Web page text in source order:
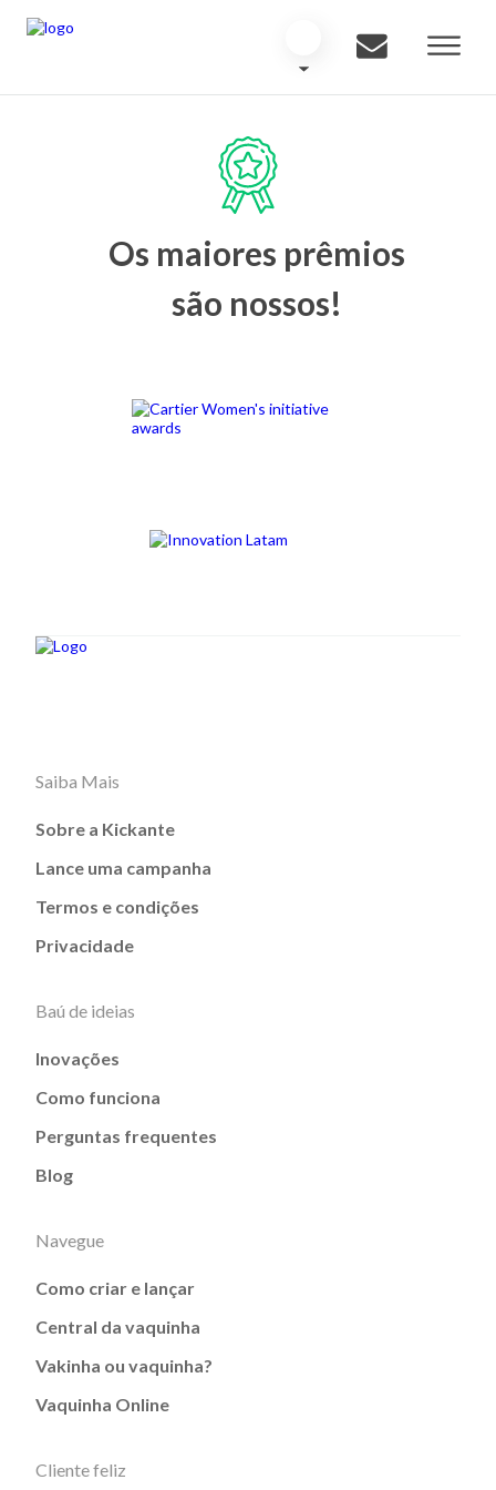
Os maiores prêmios
são nossos!
Saiba Mais
Sobre a Kickante
Lance uma campanha
Termos e condições
Privacidade
Baú de ideias
Inovações
Como funciona
Perguntas frequentes
Blog
Navegue
Como criar e lançar
Central da vaquinha
Vakinha ou vaquinha?
Vaquinha Online
Cliente feliz